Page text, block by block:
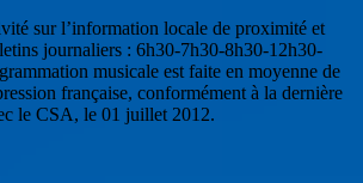
sur l’information locale de proximité et
journaliers : 6h30-7h30-8h30-12h30-
musicale est faite en moyenne de
française, conformément à la dernière
le CSA, le 01 juillet 2012.